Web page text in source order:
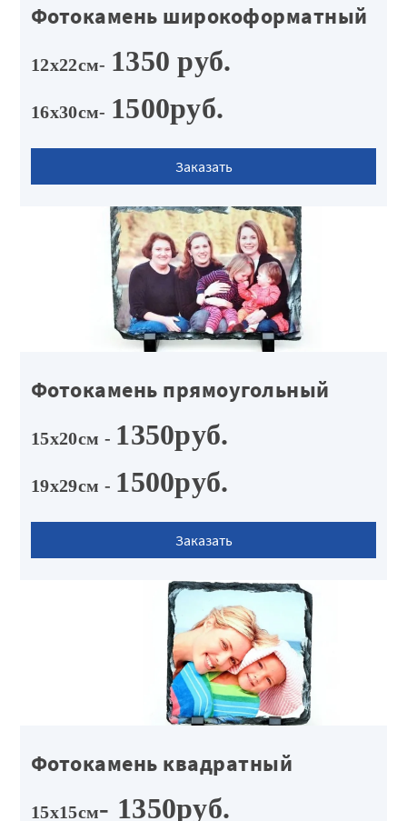
Фотокамень широкоформатный
12х22см- 1350 руб.
16х30см- 1500руб.
Заказать
Фотокамень прямоугольный
15х20см - 1350руб.
19х29см - 1500руб.
Заказать
Фотокамень квадратный
15х15см- 1350руб.